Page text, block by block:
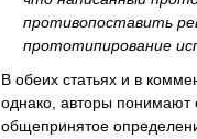
противопоставить
прототипирование
В обеих статьях и в
однако, авторы понимают
общепринятое